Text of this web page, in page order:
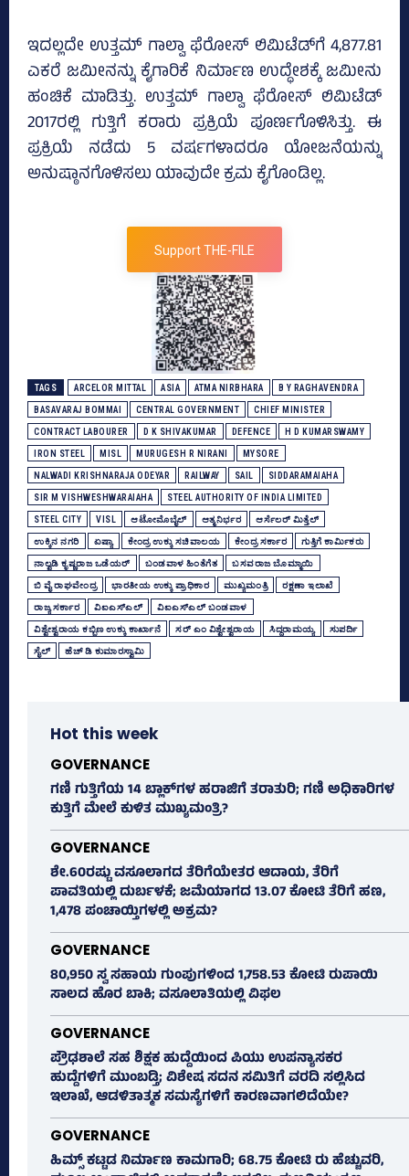
ಇದಲ್ಲದೇ ಉತ್ತಮ್‌ ಗಾಲ್ವಾ ಫೆರೋಸ್‌ ಲಿಮಿಟೆಡ್‌ಗೆ 4,877.81
ಎಕರೆ ಜಮೀನನ್ನು ಕೈಗಾರಿಕೆ ನಿರ್ಮಾಣ ಉದ್ಧೇಶಕ್ಕೆ ಜಮೀನು
ಹಂಚಿಕೆ ಮಾಡಿತ್ತು. ಉತ್ತಮ್‌ ಗಾಲ್ವಾ ಫೆರೋಸ್‌ ಲಿಮಿಟೆಡ್‌
2017ರಲ್ಲಿ ಗುತ್ತಿಗೆ ಕರಾರು ಪ್ರಕ್ರಿಯೆ ಪೂರ್ಣಗೊಳಿಸಿತ್ತು. ಈ
ಪ್ರಕ್ರಿಯೆ ನಡೆದು 5 ವರ್ಷಗಳಾದರೂ ಯೋಜನೆಯನ್ನು
ಅನುಷ್ಠಾನಗೊಳಿಸಲು ಯಾವುದೇ ಕ್ರಮ ಕೈಗೊಂಡಿಲ್ಲ.
Support THE-FILE
TAGS ARCELOR MITTAL ASIA ATMA NIRBHARA B Y RAGHAVENDRA
BASAVARAJ BOMMAI CENTRAL GOVERNMENT CHIEF MINISTER
CONTRACT LABOURER D K SHIVAKUMAR DEFENCE H D KUMARSWAMY
IRON STEEL MISL MURUGESH R NIRANI MYSORE
NALWADI KRISHNARAJA ODEYAR RAILWAY SAIL SIDDARAMAIAHA
SIR M VISHWESHWARAIAHA STEEL AUTHORITY OF INDIA LIMITED
STEEL CITY VISL ಆಟೋಮೊಬೈಲ್‌ ಆತ್ಮನಿರ್ಭರ ಆರ್ಸೆಲರ್‌ ಮಿತ್ತೆಲ್‌
ಉಕ್ಕಿನ ನಗರಿ ಏಷ್ಯಾ ಕೇಂದ್ರ ಉಕ್ಕು ಸಚಿವಾಲಯ ಕೇಂದ್ರ ಸರ್ಕಾರ ಗುತ್ತಿಗೆ ಕಾರ್ಮಿಕರು
ನಾಲ್ವಡಿ ಕೃಷ್ಣರಾಜ ಒಡೆಯರ್‌ ಬಂಡವಾಳ ಹಿಂತೆಗೆತ ಬಸವರಾಜ ಬೊಮ್ಮಾಯಿ
ಬಿ ವೈ ರಾಘವೇಂದ್ರ ಭಾರತೀಯ ಉಕ್ಕು ಪ್ರಾಧಿಕಾರ ಮುಖ್ಯಮಂತ್ರಿ ರಕ್ಷಣಾ ಇಲಾಖೆ
ರಾಜ್ಯ ಸರ್ಕಾರ ವಿಐಎಸ್‌ಎಲ್‌ ವಿಐಎಸ್‌ಎಲ್‌ ಬಂಡವಾಳ
ವಿಶ್ವೇಶ್ವರಾಯ ಕಬ್ಬಿಣ ಉಕ್ಕು ಕಾರ್ಖಾನೆ ಸರ್ ಎಂ ವಿಶ್ವೇಶ್ವರಾಯ ಸಿದ್ದರಾಮಯ್ಯ ಸುಪರ್ದಿ
ಸೈಲ್‌ ಹೆಚ್‌ ಡಿ ಕುಮಾರಸ್ವಾಮಿ
Hot this week
GOVERNANCE
ಗಣಿ ಗುತ್ತಿಗೆಯ 14 ಬ್ಲಾಕ್‌ಗಳ ಹರಾಜಿಗೆ ತರಾತುರಿ; ಗಣಿ ಅಧಿಕಾರಿಗಳ
ಕುತ್ತಿಗೆ ಮೇಲೆ ಕುಳಿತ ಮುಖ್ಯಮಂತ್ರಿ?
GOVERNANCE
ಶೇ.60ರಷ್ಟು ವಸೂಲಾಗದ ತೆರಿಗೆಯೇತರ ಆದಾಯ, ತೆರಿಗೆ
ಪಾವತಿಯಲ್ಲಿ ದುರ್ಬಳಕೆ; ಜಮೆಯಾಗದ 13.07 ಕೋಟಿ ತೆರಿಗೆ ಹಣ,
1,478 ಪಂಚಾಯ್ತಿಗಳಲ್ಲಿ ಅಕ್ರಮ?
GOVERNANCE
80,950 ಸ್ವ ಸಹಾಯ ಗುಂಪುಗಳಿಂದ 1,758.53 ಕೋಟಿ ರುಪಾಯಿ
ಸಾಲದ ಹೊರ ಬಾಕಿ; ವಸೂಲಾತಿಯಲ್ಲಿ ವಿಫಲ
GOVERNANCE
ಪ್ರೌಢಶಾಲೆ ಸಹ ಶಿಕ್ಷಕ ಹುದ್ದೆಯಿಂದ ಪಿಯು ಉಪನ್ಯಾಸಕರ
ಹುದ್ದೆಗಳಿಗೆ ಮುಂಬಡ್ತಿ; ವಿಶೇಷ ಸದನ ಸಮಿತಿಗೆ ವರದಿ ಸಲ್ಲಿಸಿದ
ಇಲಾಖೆ, ಆಡಳಿತಾತ್ಮಕ ಸಮಸ್ಯೆಗಳಿಗೆ ಕಾರಣವಾಗಲಿದೆಯೇ?
GOVERNANCE
ಹಿಮ್ಸ್‌ ಕಟ್ಟಡ ನಿರ್ಮಾಣ ಕಾಮಗಾರಿ; 68.75 ಕೋಟಿ ರು ಹೆಚ್ಚುವರಿ,